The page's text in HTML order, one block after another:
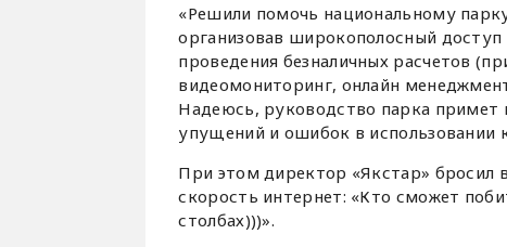
«Решили помочь национальному
организовав широкополосный
проведения безналичных расчетов
видеомониторинг, онлайн
Надеюсь, руководство парка примет
упущений и ошибок в использовании
При этом директор «Якстар» бросил
скорость интернет: «Кто сможет
столбах)))».